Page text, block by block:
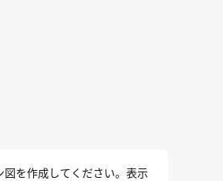
を作成してください。表示